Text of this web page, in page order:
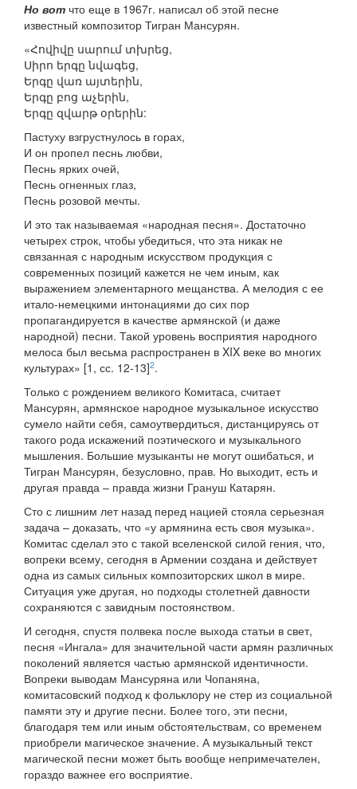
Но вот что еще в 1967г. написал об этой песне
известный композитор Тигран Мансурян.
«Հովիվը սարում տխրեց,
Սիրո երգը նվագեց,
Երգը վառ այտերին,
Երգը բոց աչերին,
Երգը զվարթ օրերին:
Пастуху взгрустнулось в горах,
И он пропел песнь любви,
Песнь ярких очей,
Песнь огненных глаз,
Песнь розовой мечты.
И это так называемая «народная песня». Достаточно
четырех строк, чтобы убедиться, что эта никак не
связанная с народным искусством продукция с
современных позиций кажется не чем иным, как
выражением элементарного мещанства. А мелодия с ее
итало-немецкими интонациями до сих пор
пропагандируется в качестве армянской (и даже
народной) песни. Такой уровень восприятия народного
мелоса был весьма распространен в XIX веке во многих
культурах» [1, сс. 12-13]2.
Только с рождением великого Комитаса, считает
Мансурян, армянское народное музыкальное искусство
сумело найти себя, самоутвердиться, дистанцируясь от
такого рода искажений поэтического и музыкального
мышления. Большие музыканты не могут ошибаться, и
Тигран Мансурян, безусловно, прав. Но выходит, есть и
другая правда – правда жизни Грануш Катарян.
Сто с лишним лет назад перед нацией стояла серьезная
задача – доказать, что «у армянина есть своя музыка».
Комитас сделал это с такой вселенской силой гения, что,
вопреки всему, сегодня в Армении создана и действует
одна из самых сильных композиторских школ в мире.
Ситуация уже другая, но подходы столетней давности
сохраняются с завидным постоянством.
И сегодня, спустя полвека после выхода статьи в свет,
песня «Ингала» для значительной части армян различных
поколений является частью армянской идентичности.
Вопреки выводам Мансуряна или Чопаняна,
комитасовский подход к фольклору не стер из социальной
памяти эту и другие песни. Более того, эти песни,
благодаря тем или иным обстоятельствам, со временем
приобрели магическое значение. А музыкальный текст
магической песни может быть вообще непримечателен,
гораздо важнее его восприятие.